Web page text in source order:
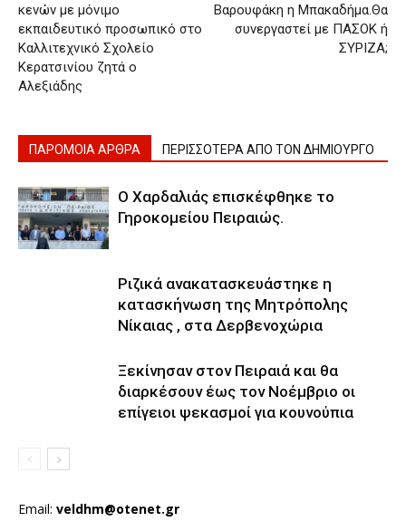
κενών με μόνιμο
εκπαιδευτικό προσωπικό στο
Καλλιτεχνικό Σχολείο
Κερατσινίου ζητά ο
Αλεξιάδης
Βαρουφάκη η Μπακαδήμα.Θα
συνεργαστεί με ΠΑΣΟΚ ή
ΣΥΡΙΖΑ;
ΠΑΡΟΜΟΙΑ ΑΡΘΡΑ ΠΕΡΙΣΣΟΤΕΡΑ ΑΠΟ ΤΟΝ ΔΗΜΙΟΥΡΓΟ
Ο Χαρδαλιάς επισκέφθηκε το
Γηροκομείου Πειραιώς.
Ριζικά ανακατασκευάστηκε η
κατασκήνωση της Μητρόπολης
Νίκαιας , στα Δερβενοχώρια
Ξεκίνησαν στον Πειραιά και θα
διαρκέσουν έως τον Νοέμβριο οι
επίγειοι ψεκασμοί για κουνούπια
Email: veldhm@otenet.gr